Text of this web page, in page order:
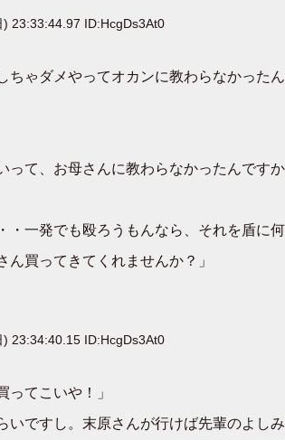
23:33:44.97 ID:HcgDs3At0
ゃダメやってオカンに教わらなかったん
て、お母さんに教わらなかったんです
一発でも殴ろうもんなら、それを盾に
買ってきてくれませんか？」
23:34:40.15 ID:HcgDs3At0
てこいや！」
ですし。末原さんが行けば先輩のよし